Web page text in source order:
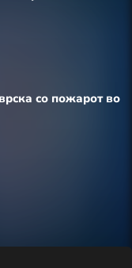
со пожарот во